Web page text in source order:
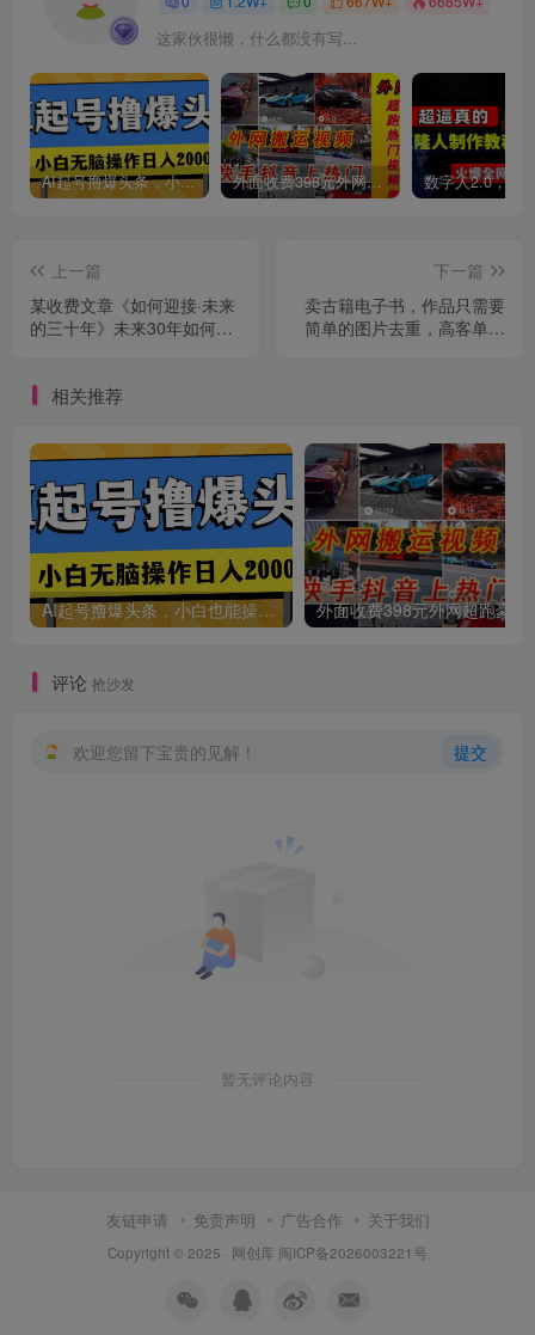
这家伙很懒，什么都没有写...
AI起号撸爆头条，小白也能操作，日入2000+ 外面收费398元外网超跑豪车汽车视频搬运至快手抖音上热门项目
上一篇
某收费文章《如何迎接·未来
的三十年》未来30年如何规
下一篇
卖古籍电子书，作品只需要
简单的图片去重，高客单价
相关推荐
AI起号撸爆头条，小白也能操作，日入2000+
评论 抢沙发
欢迎您留下宝贵的见解！ 提交
暂无评论内容
友链申请 免责声明 广告合作 关于我们
Copyright © 2025 · 网创库 闽ICP备2026003221号